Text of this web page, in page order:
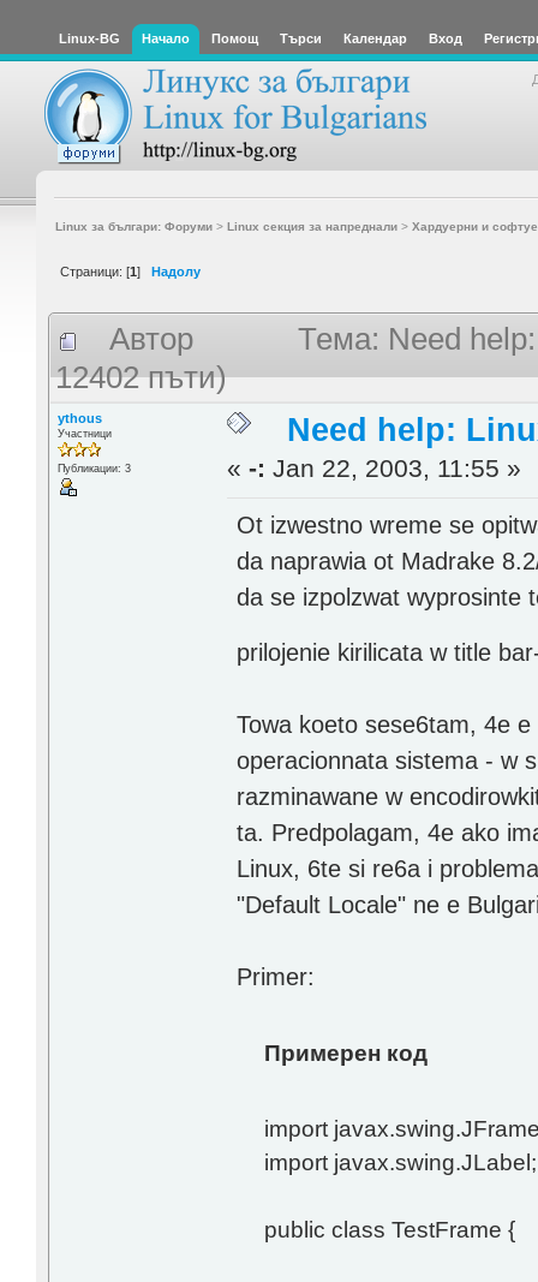
Linux-BG Начало Помощ Търси Календар Вход
Linux за българи: Форуми> Linux секция за напреднали> Хардуерни и
Страници: [1] Надолу
Автор
Тема: Need
12402 пъти)
ythous
Участници
Публикации: 3
Need help:
«-: Jan 22, 2003, 11:55 »
Ot izwestno wreme se
da naprawia ot Madrake
da se izpolzwat wyprosinte
prilojenie kirilicata w title
Towa koeto sese6tam, 4e
operacionnata sistema - w
razminawane w
ta. Predpolagam, 4e ako
Linux, 6te si re6a i
"Default Locale" ne e
Primer:
Примерен код
import
import javax.swing.JLabel;
public class TestFrame {